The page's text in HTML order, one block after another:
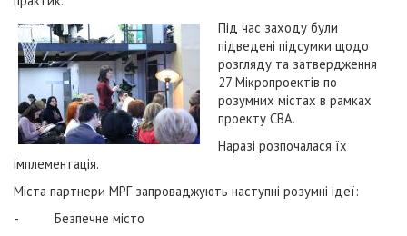
Під час заходу були
підведені підсумки щодо
розгляду та затвердження
27 Мікропроектів по
розумних містах в рамках
проекту СВА.
Наразі розпочалася їх
імплементація.
Міста партнери МРГ запроваджують наступні розумні ідеї:
- Безпечне місто